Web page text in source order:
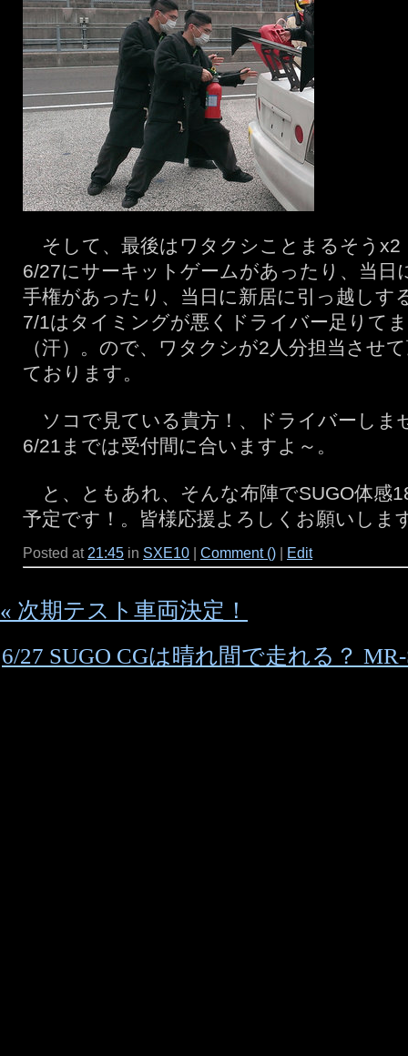
そして、最後はワタクシことまるそうx2
6/27にサーキットゲームがあったり、当日
手権があったり、当日に新居に引っ越しす
7/1はタイミングが悪くドライバー足りて
（汗）。ので、ワタクシが2人分担当させ
ております。
ソコで見ている貴方！、ドライバーしま
6/21までは受付間に合いますよ～。
と、ともあれ、そんな布陣でSUGO体感
予定です！。皆様応援よろしくお願いしま
Posted at 21:45 in SXE10 Comment () Edit
« 次期テスト車両決定！
6/27 SUGO CGは晴れ間で走れる？